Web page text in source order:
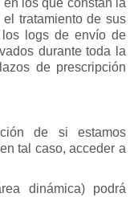
los que constan la
tratamiento de sus
logs de envío de
durante toda la
de prescripción
de si estamos
tal caso, acceder a
dinámica) podrá